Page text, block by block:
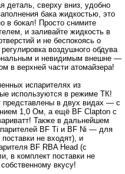
деталь, сверху вниз, удобно
бака жидкостью, это
в бокал! Просто снимите
и заливайте жидкость в
и не беспокоясь о
воздушного обдува
и невидимым внешне ―
в верхней части атомайзера!
испарителях из
используются в режиме ТК!
представлены в двух видах ― с
1,0 Ом, а ещё BF Clapton с
Также в дальнейшем
BF Ti и BF Ni ― для
не входят), и
BF RBA Head (с
в комплект поставки не
вкусу!